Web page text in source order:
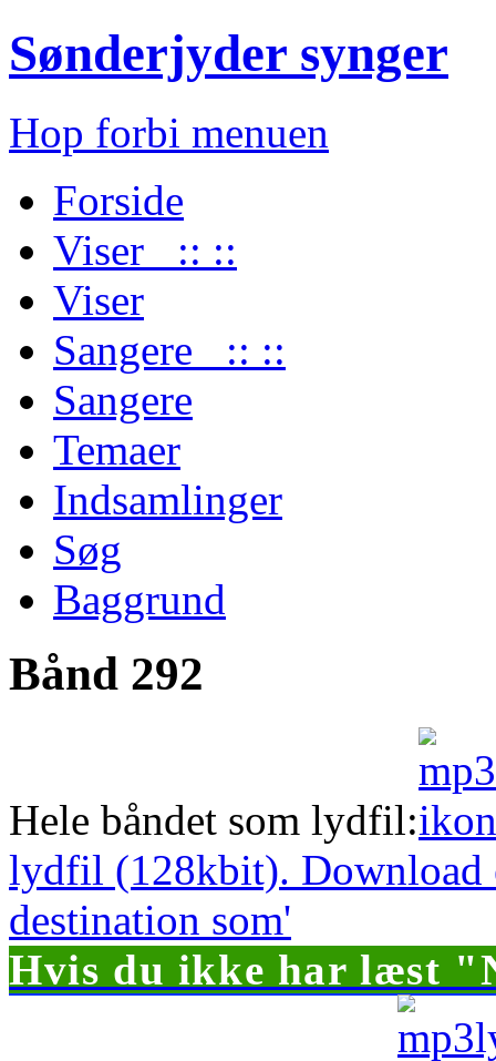
Sønderjyder synger
Hop forbi menuen
Forside
Viser :: ::
Viser
Sangere :: ::
Sangere
Temaer
Indsamlinger
Søg
Baggrund
Bånd 292
Hele båndet som lydfil:
lydfil (128kbit). Download
destination som'
Hvis du ikke har læst